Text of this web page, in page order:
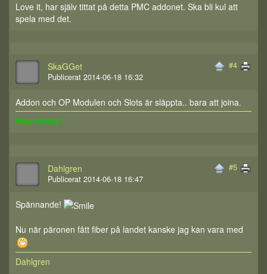
Love it, har själv tittat på detta PMC addonet. Ska bli kul att
spela med det.
#4
SkaGGet
Publicerat 2014-06-18 16:32
Addon och OP Modulen och Slots är släppta.. bara att joina.
Stay frosty !
#5
Dahlgren
Publicerat 2014-06-18 16:47
Spännande!
Nu när päronen fått fiber på landet kanske jag kan vara med
Dahlgren